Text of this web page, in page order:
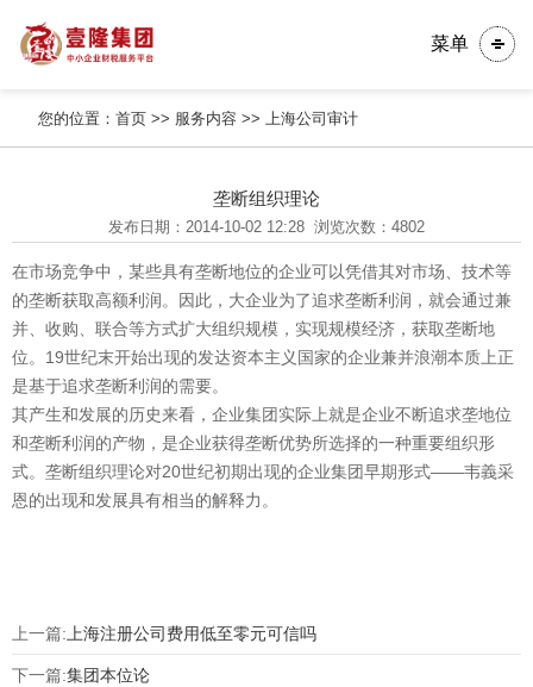
菜单
您的位置：首页 >> 服务内容 >>上海公司审计
垄断组织理论
发布日期：2014-10-02 12:28 浏览次数：4802
在市场竞争中，某些具有垄断地位的企业可以凭借其对市场、技术等
的垄断获取高额利润。因此，大企业为了追求垄断利润，就会通过兼
并、收购、联合等方式扩大组织规模，实现规模经济，获取垄断地
位。19世纪末开始出现的发达资本主义国家的企业兼并浪潮本质上正
是基于追求垄断利润的需要。
其产生和发展的历史来看，企业集团实际上就是企业不断追求垄地位
和垄断利润的产物，是企业获得垄断优势所选择的一种重要组织形
式。垄断组织理论对20世纪初期出现的企业集团早期形式——韦義采
恩的出现和发展具有相当的解释力。
上一篇: 上海注册公司费用低至零元可信吗
下一篇:集团本位论